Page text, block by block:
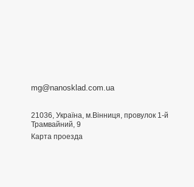
mg@nanosklad.com.ua
21036, Україна, м.Вінниця, провулок 1-й
Трамвайний, 9
Карта проезда